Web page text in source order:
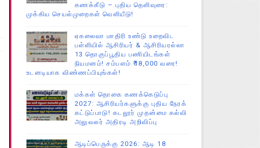
கணக்கீடு – புதிய தெளிவுரை:
முக்கிய செயல்முறைகள் வெளியீடு!
ஏகலைவா மாதிரி உண்டு உறைவிட
பள்ளியில் ஆசிரியர் & ஆசிரியரல்லா
13 தொகுப்பூதிய பணியிடங்கள்
நியமனம்! சம்பளம் ₹18,000 வரை!
உடனடியாக விண்ணப்பியுங்கள்!
மக்கள் தொகை கணக்கெடுப்பு
2027: ஆசிரியர்களுக்கு புதிய நேரக்
கட்டுப்பாடு! கடலூர் முதன்மை கல்வி
அலுவலர் அதிரடி அறிவிப்பு
ஆடிப்பெருக்கு 2026: ஆடி 18